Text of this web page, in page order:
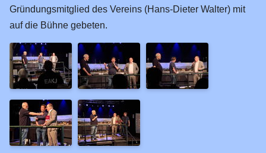
13.11.2011
10.04.2005
11.05.2001
Bf Reissdorf
Awanst. Zunft
Gründungsmitglied des Vereins (Hans-Dieter Walter) mit
auf die Bühne gebeten.